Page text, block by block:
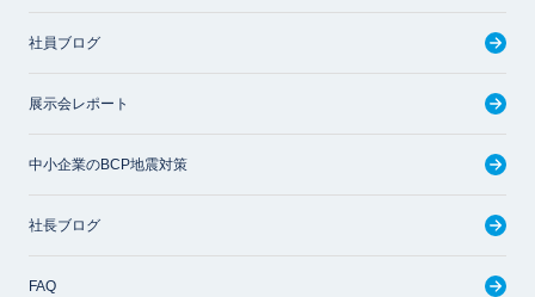
社員ブログ
展示会レポート
中小企業のBCP地震対策
社長ブログ
FAQ